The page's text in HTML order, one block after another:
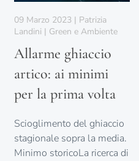
09 Marzo 2023 | Patrizia
Landini | Green e Ambiente
Allarme ghiaccio
artico: ai minimi
per la prima volta
Scioglimento del ghiaccio
stagionale sopra la media.
Minimo storicoLa ricerca di